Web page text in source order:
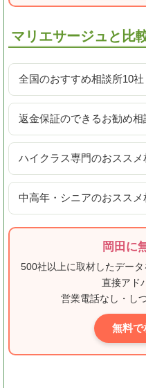
マリエサージュと比
全国のおすすめ相談所10社
返金保証のできるお勧め相
ハイクラス専門のおススメ
中高年・シニアのおススメ
岡田に
500社以上に取材したデー
直接アド
営業電話なし・し
無料